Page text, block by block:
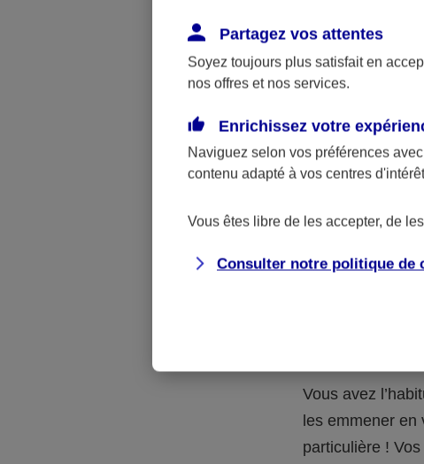
fonctionner.
Quelle
La
accidents de
Situation
Vous avez
les emmener
particulière !
Partagez vos attentes
Soyez toujours plus satisfait en
nos offres et nos services.
Enrichissez votre
Naviguez selon vos préférences
contenu adapté à vos centres
Vous êtes libre de les accepter, de
Consulter notre politique de